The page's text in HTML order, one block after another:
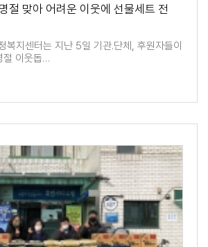
절 맞아 어려운 이웃에 선물세트 전
복지센터는 지난 5일 기관․단체, 후원자들이
절 이웃돕…